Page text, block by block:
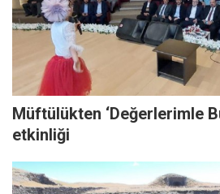
Müftülükten ‘Değerlerimle
etkinliği